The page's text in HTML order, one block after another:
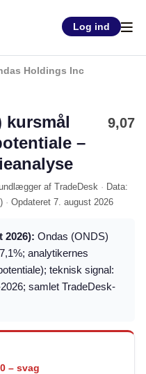
Log ind
Holdings Inc
kursmål
–
9,07
af TradeDesk · Data:
) · Opdateret 7. august 2026
2026): Ondas (ONDS)
analytikernes
teknisk signal:
samlet TradeDesk-
– svag